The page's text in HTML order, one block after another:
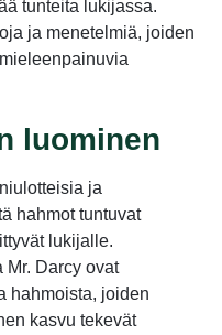
tunteita lukijassa.
ja menetelmiä, joiden
luominen
ja
hahmot tuntuvat
lukijalle.
Mr. Darcy ovat
hahmoista, joiden
kasvu tekevät